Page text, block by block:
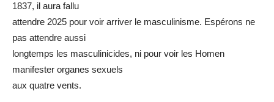
1837, il aura fallu
attendre 2025 pour voir arriver le masculinisme. Espérons ne
pas attendre aussi
longtemps les masculinicides, ni pour voir les Homen
manifester organes sexuels
aux quatre vents.